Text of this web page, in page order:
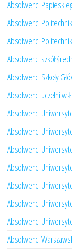
Absolwenci
Absolwenci
Absolwenci
Absolwenci szkół
Absolwenci Szkoły
Absolwenci uczelni w
Absolwenci
Absolwenci
Absolwenci
Absolwenci
Absolwenci
Absolwenci
Absolwenci
Absolwenci